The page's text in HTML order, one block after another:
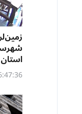
2026-08-07